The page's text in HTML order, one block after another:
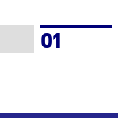
Página
01